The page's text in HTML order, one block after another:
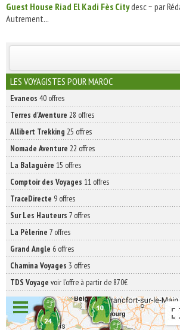
Guest House Riad El Kadi Fès Citydesc ~ par
Autrement...
INSCRIVEZ-VOUS | ABONNEZ-VOUS
LES VOYAGISTES POUR MAROC
Evaneos 40 offres
Terres d'Aventure 28 offres
Allibert Trekking 25 offres
Nomade Aventure 22 offres
La Balaguère 15 offres
Comptoir des Voyages 11 offres
TraceDirecte 9 offres
Sur Les Hauteurs 7 offres
La Pèlerine 7 offres
Grand Angle 6 offres
Chamina Voyages 3 offres
TDS Voyage voir l'offre à partir de 870€